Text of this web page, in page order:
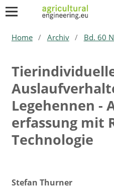
Home / Archiv / Bd. 60
Legehennen -
erfassung mit
Technologie
Stefan Thurner